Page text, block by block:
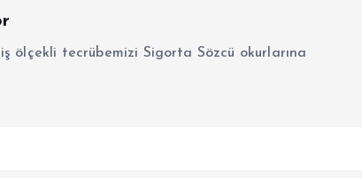
ölçekli tecrübemizi Sigorta Sözcü okurlarına